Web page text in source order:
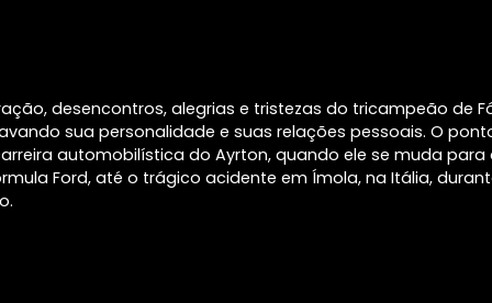
desencontros, alegrias e tristezas do tricampeão de
sua personalidade e suas relações pessoais. O
automobilística do Ayrton, quando ele se muda para
Ford, até o trágico acidente em Ímola, na Itália,